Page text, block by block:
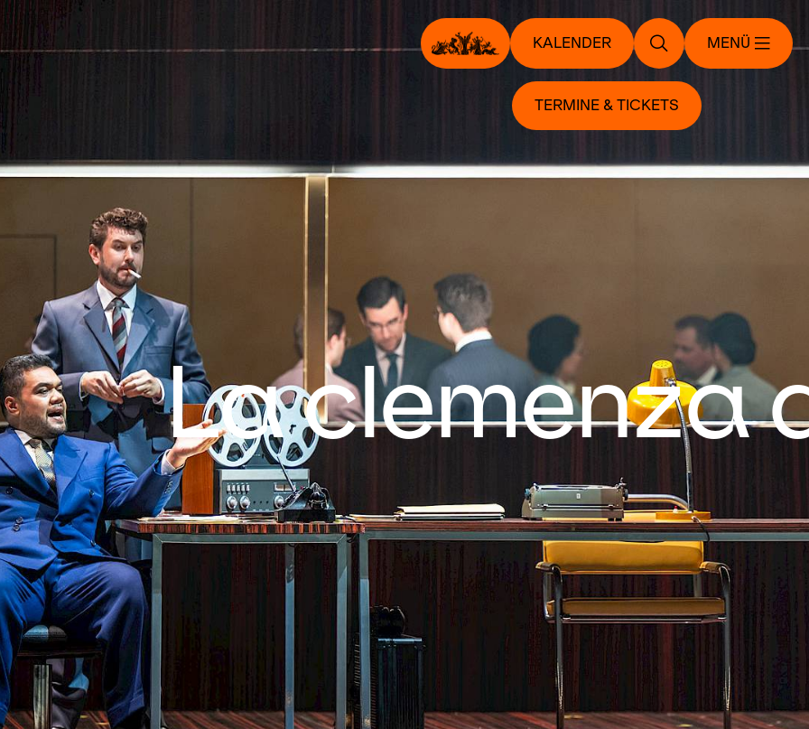
KALENDER MENÜ
TERMINE & TICKETS
La clemenza